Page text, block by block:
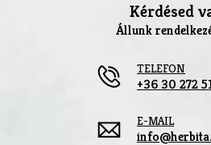
Kérdésed
Állunk
TELEFON
+36 30 272
E-MAIL